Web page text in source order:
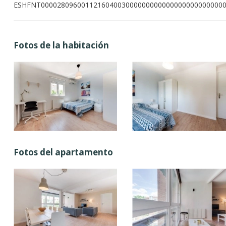
Fotos de la habitación
Fotos del apartamento